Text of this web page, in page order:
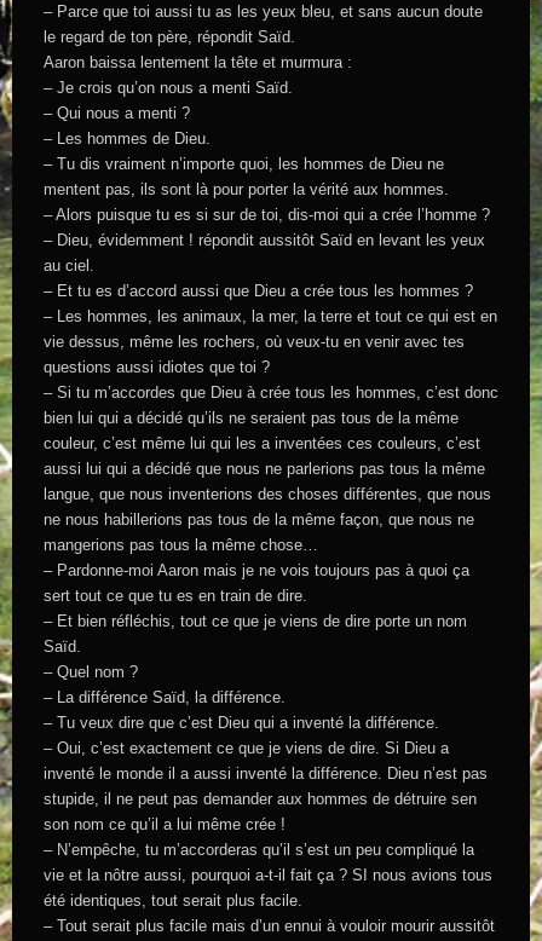
– Parce que toi aussi tu as les yeux bleu, et sans aucun doute
le regard de ton père, répondit Saïd.
Aaron baissa lentement la tête et murmura :
– Je crois qu’on nous a menti Saïd.
– Qui nous a menti ?
– Les hommes de Dieu.
– Tu dis vraiment n’importe quoi, les hommes de Dieu ne
mentent pas, ils sont là pour porter la vérité aux hommes.
– Alors puisque tu es si sur de toi, dis-moi qui a crée l’homme ?
– Dieu, évidemment ! répondit aussitôt Saïd en levant les yeux
au ciel.
– Et tu es d’accord aussi que Dieu a crée tous les hommes ?
– Les hommes, les animaux, la mer, la terre et tout ce qui est en
vie dessus, même les rochers, où veux-tu en venir avec tes
questions aussi idiotes que toi ?
– Si tu m’accordes que Dieu à crée tous les hommes, c’est donc
bien lui qui a décidé qu’ils ne seraient pas tous de la même
couleur, c’est même lui qui les a inventées ces couleurs, c’est
aussi lui qui a décidé que nous ne parlerions pas tous la même
langue, que nous inventerions des choses différentes, que nous
ne nous habillerions pas tous de la même façon, que nous ne
mangerions pas tous la même chose…
– Pardonne-moi Aaron mais je ne vois toujours pas à quoi ça
sert tout ce que tu es en train de dire.
– Et bien réfléchis, tout ce que je viens de dire porte un nom
Saïd.
– Quel nom ?
– La différence Saïd, la différence.
– Tu veux dire que c’est Dieu qui a inventé la différence.
– Oui, c’est exactement ce que je viens de dire. Si Dieu a
inventé le monde il a aussi inventé la différence. Dieu n’est pas
stupide, il ne peut pas demander aux hommes de détruire sen
son nom ce qu’il a lui même crée !
– N’empêche, tu m’accorderas qu’il s’est un peu compliqué la
vie et la nôtre aussi, pourquoi a-t-il fait ça ? SI nous avions tous
été identiques, tout serait plus facile.
– Tout serait plus facile mais d’un ennui à vouloir mourir aussitôt